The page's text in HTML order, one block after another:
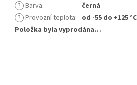
? Barva:
černá
? Provozní teplota: od -55 do +125 °C
Položka byla vyprodána…